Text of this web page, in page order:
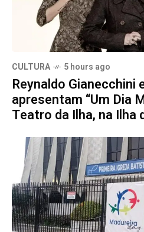
CULTURA 5 hours ago
Reynaldo Gianecchini
apresentam “Um Dia
Teatro da Ilha, na Ilha